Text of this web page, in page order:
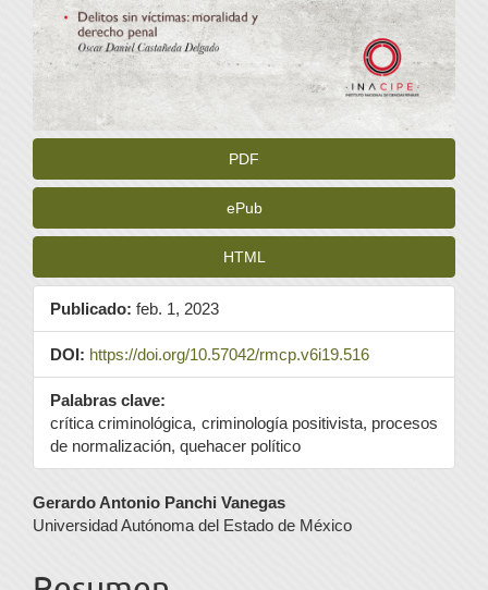
PDF
ePub
HTML
Publicado: feb. 1, 2023
DOI: https://doi.org/10.57042/rmcp.v6i19.516
Palabras clave:
crítica criminológica, criminología positivista, procesos
de normalización, quehacer político
Contenido
principal
del
Gerardo Antonio Panchi Vanegas
Universidad Autónoma del Estado de México